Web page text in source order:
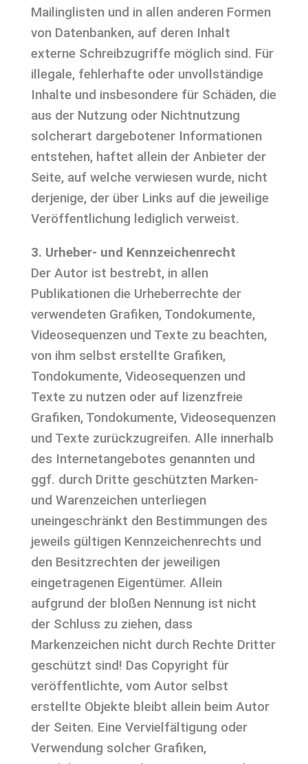
Mailinglisten und in allen anderen Formen
von Datenbanken, auf deren Inhalt
externe Schreibzugriffe möglich sind. Für
illegale, fehlerhafte oder unvollständige
Inhalte und insbesondere für Schäden, die
aus der Nutzung oder Nichtnutzung
solcherart dargebotener Informationen
entstehen, haftet allein der Anbieter der
Seite, auf welche verwiesen wurde, nicht
derjenige, der über Links auf die jeweilige
Veröffentlichung lediglich verweist.
3. Urheber- und Kennzeichenrecht
Der Autor ist bestrebt, in allen
Publikationen die Urheberrechte der
verwendeten Grafiken, Tondokumente,
Videosequenzen und Texte zu beachten,
von ihm selbst erstellte Grafiken,
Tondokumente, Videosequenzen und
Texte zu nutzen oder auf lizenzfreie
Grafiken, Tondokumente, Videosequenzen
und Texte zurückzugreifen. Alle innerhalb
des Internetangebotes genannten und
ggf. durch Dritte geschützten Marken-
und Warenzeichen unterliegen
uneingeschränkt den Bestimmungen des
jeweils gültigen Kennzeichenrechts und
den Besitzrechten der jeweiligen
eingetragenen Eigentümer. Allein
aufgrund der bloßen Nennung ist nicht
der Schluss zu ziehen, dass
Markenzeichen nicht durch Rechte Dritter
geschützt sind! Das Copyright für
veröffentlichte, vom Autor selbst
erstellte Objekte bleibt allein beim Autor
der Seiten. Eine Vervielfältigung oder
Verwendung solcher Grafiken,